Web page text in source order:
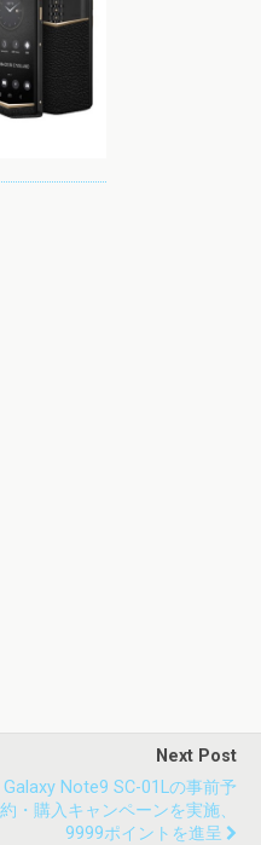
Next Post
Galaxy Note9 SC-01Lの事前予
約・購入キャンペーンを実施、
9999ポイントを進呈